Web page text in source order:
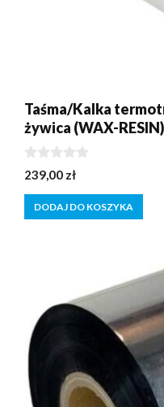
Taśma/Kalka
żywica (WAX-
0
z
5
239,00 zł
DODAJ DO KOSZYKA